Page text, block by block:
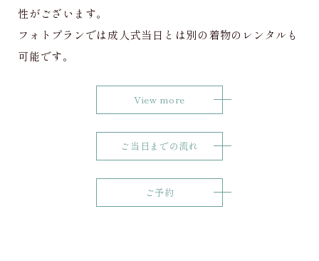
性がございます。
フォトプランでは成人式当日とは別の着物のレンタルも
可能です。
View more
ご当日までの流れ
ご予約